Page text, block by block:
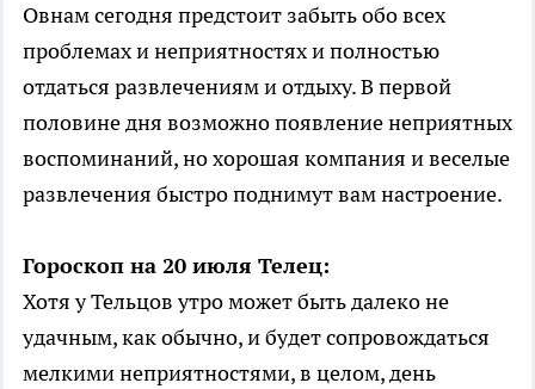
Овнам сегодня предстоит забыть обо всех
проблемах и неприятностях и полностью
отдаться развлечениям и отдыху. В первой
половине дня возможно появление неприятных
воспоминаний, но хорошая компания и веселые
развлечения быстро поднимут вам настроение.
Гороскоп на 20 июля Телец:
Хотя у Тельцов утро может быть далеко не
удачным, как обычно, и будет сопровождаться
мелкими неприятностями, в целом, день